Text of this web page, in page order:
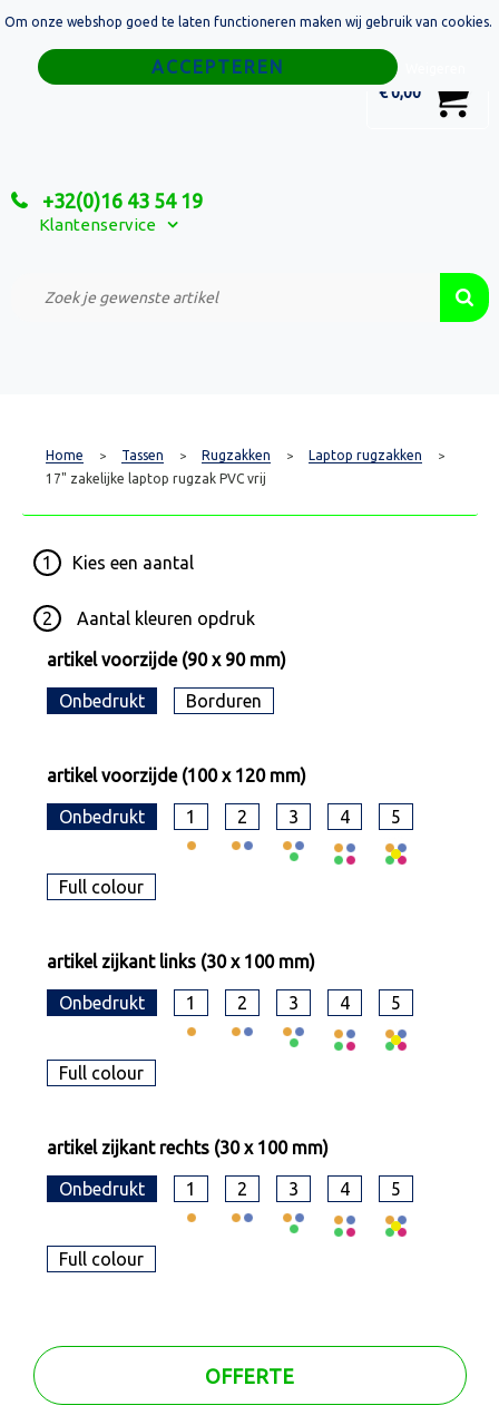
€ 0,00
+32(0)16 43 54 19
Klantenservice
Home
Relatiegeschenken
Custom Made Projecten
Home > Tassen > Rugzakken > Laptop rugzakken >
17" zakelijke laptop rugzak PVC vrij
1 Kies een aantal
2 Aantal kleuren opdruk
artikel voorzijde (90 x 90 mm)
Onbedrukt Borduren
artikel voorzijde (100 x 120 mm)
Onbedrukt 1 2 3 4 5
Full colour
artikel zijkant links (30 x 100 mm)
Onbedrukt 1 2 3 4 5
Full colour
artikel zijkant rechts (30 x 100 mm)
Onbedrukt 1 2 3 4 5
Full colour
OFFERTE
Om onze webshop goed te laten functioneren maken wij gebruik van cookies.